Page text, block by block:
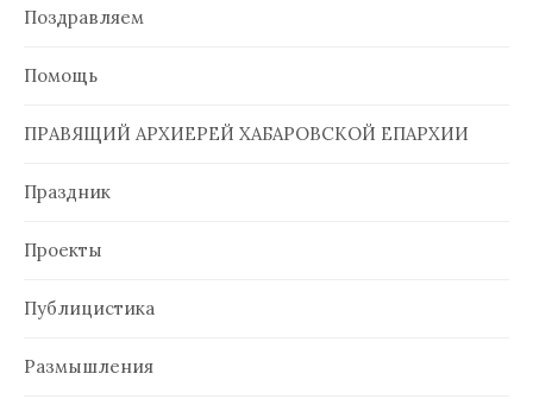
Поздравляем
Помощь
ПРАВЯЩИЙ АРХИЕРЕЙ ХАБАРОВСКОЙ ЕПАРХИИ
Праздник
Проекты
Публицистика
Размышления